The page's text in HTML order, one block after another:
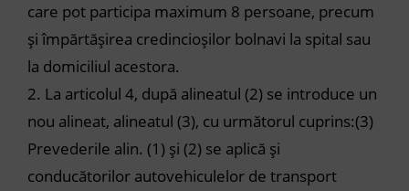
care pot participa maximum 8 persoane, precum
și împărtășirea credincioșilor bolnavi la spital sau
la domiciliul acestora.
2. La articolul 4, după alineatul (2) se introduce un
nou alineat, alineatul (3), cu următorul cuprins:(3)
Prevederile alin. (1) și (2) se aplică și
conducătorilor autovehiculelor de transport